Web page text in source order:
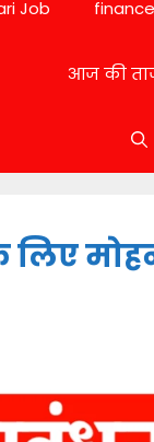
Job finance
आज की
लिए